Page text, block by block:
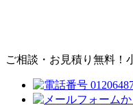
ご相談・お見積り無料！